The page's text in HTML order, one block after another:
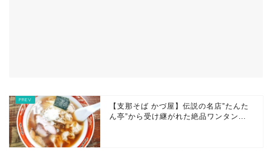
【支那そば かづ屋】伝説の名店”たんた
ん亭”から受け継がれた絶品ワンタン...